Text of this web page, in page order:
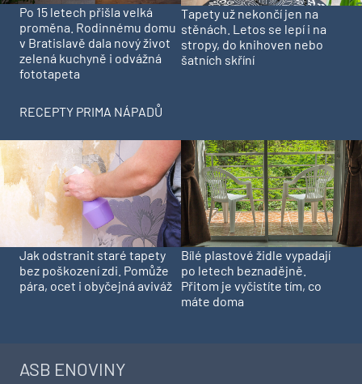
Po 15 letech přišla velká
proměna. Rodinnému domu
v Bratislavě dala nový život
zelená kuchyně i odvážná
fototapeta
Tapety už nekončí jen na
stěnách. Letos se lepí i na
stropy, do knihoven nebo
šatních skříní
RECEPTY PRIMA NÁPADŮ
Jak odstranit staré tapety
bez poškození zdi. Pomůže
pára, ocet i obyčejná aviváž
Bílé plastové židle vypadají
po letech beznadějně.
Přitom je vyčistíte tím, co
máte doma
ASB ENOVINY